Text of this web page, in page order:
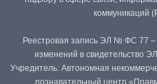
коммуникаций
Реестровая запись ЭЛ № ФС 77 –
изменений в свидетельство
Учредитель: Автономная
познавательный центр